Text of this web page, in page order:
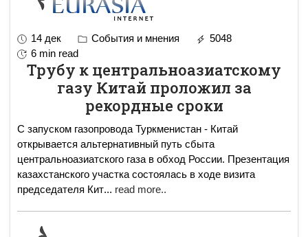
14 дек События и мнения
5048
6 min read
Трубу к центральноазиатскому
газу Китай проложил за
рекордные сроки
С запуском газопровода Туркменистан - Китай
открывается альтернативный путь сбыта
центральноазиатского газа в обход России. Презентация
казахстанского участка состоялась в ходе визита
председателя Кит... read more..